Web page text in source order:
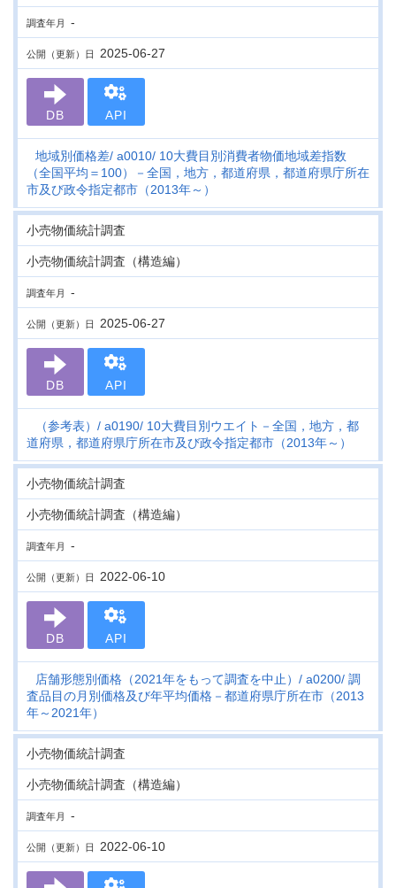
調査年月 -
公開（更新）日 2025-06-27
DB API
地域別価格差 a0010 10大費目別消費者物価地域差指数
（全国平均＝100）－全国，地方，都道府県，都道府県庁所在
市及び政令指定都市（2013年～）
小売物価統計調査
小売物価統計調査（構造編）
調査年月 -
公開（更新）日 2025-06-27
DB API
（参考表） a0190 10大費目別ウエイト－全国，地方，都
道府県，都道府県庁所在市及び政令指定都市（2013年～）
小売物価統計調査
小売物価統計調査（構造編）
調査年月 -
公開（更新）日 2022-06-10
DB API
店舗形態別価格（2021年をもって調査を中止） a0200 調
査品目の月別価格及び年平均価格－都道府県庁所在市（2013
年～2021年）
小売物価統計調査
小売物価統計調査（構造編）
調査年月 -
公開（更新）日 2022-06-10